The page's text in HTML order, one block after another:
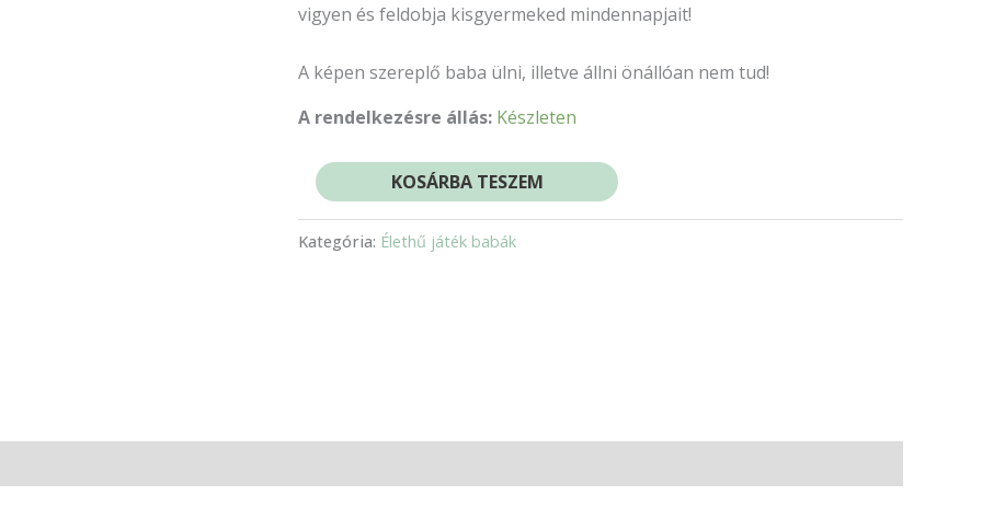
vigyen és feldobja kisgyermeked mindennapjait!
A képen szereplő baba ülni, illetve állni önállóan nem tud!
A rendelkezésre állás: Készleten
KOSÁRBA TESZEM
Kategória: Élethű játék babák